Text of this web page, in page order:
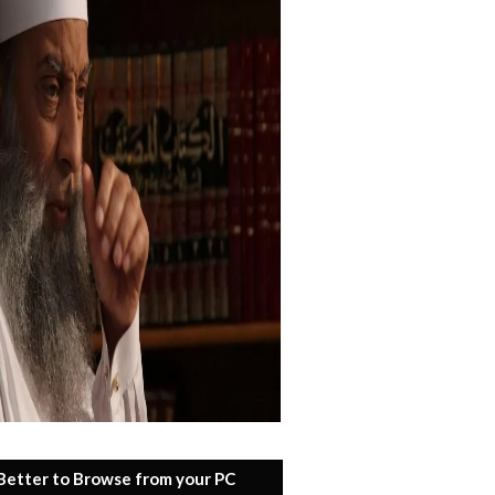
to Browse from your PC